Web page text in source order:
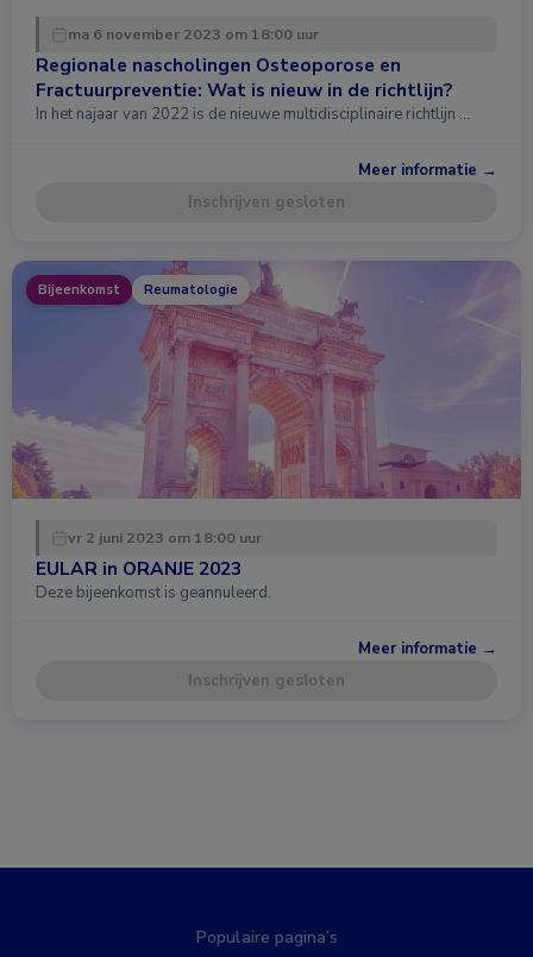
ma 6 november 2023 om 18:00 uur
Regionale nascholingen Osteoporose en
Fractuurpreventie: Wat is nieuw in de richtlijn?
In het najaar van 2022 is de nieuwe multidisciplinaire richtlijn …
Meer informatie →
Inschrijven gesloten
Bijeenkomst Reumatologie
vr 2 juni 2023 om 18:00 uur
EULAR in ORANJE 2023
Deze bijeenkomst is geannuleerd.
Meer informatie →
Inschrijven gesloten
Populaire pagina’s